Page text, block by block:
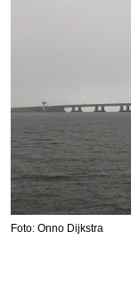
Foto: Onno Dijkstra